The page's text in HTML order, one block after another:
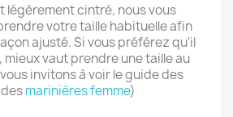
légèrement cintré, nous vous
votre taille habituelle afin
ajusté. Si vous préférez qu'il
mieux vaut prendre une taille au
invitons à voir le guide des
marinières femme)